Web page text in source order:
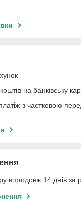
на банківську
з частковою
впродовж 14 днів за